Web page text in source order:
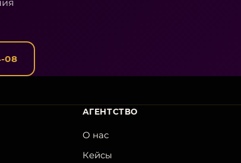
08
АГЕНТСТВО
О нас
Кейсы